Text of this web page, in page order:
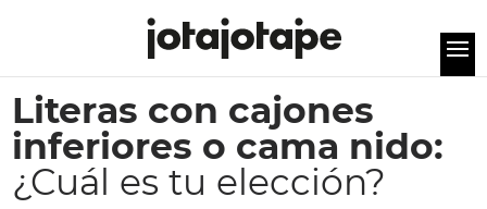
Literas con cajones
inferiores o cama nido:
¿Cuál es tu elección?